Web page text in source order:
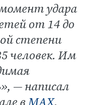
удара
от 14 до
степени
человек. Им
— написал